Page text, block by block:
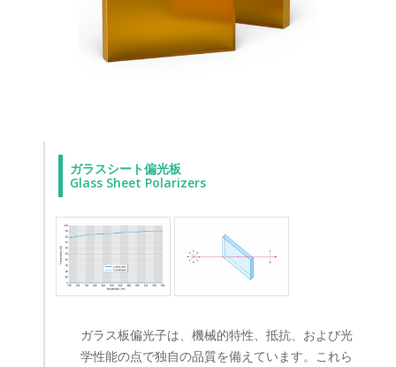
ガラスシート偏光板
Glass Sheet Polarizers
ガラス板偏光子は、機械的特性、抵抗、および光
学性能の点で独自の品質を備えています。これら